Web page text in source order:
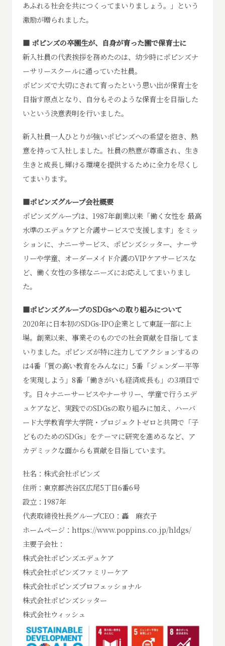
あふれる社会を共につくってまいりましょう。」という
激励が贈られました。
■ ポピンズの卒園生が、自身が育った園で保育士に
新入社員の代表挨拶を務めたのは、幼少時にポピンズナ
ーサリースクールに通っていた社員。
ポピンズで大切にされて育ったという思い出が保育士を
目指す原点となり、自分もそのような保育士を目指した
いという決意表明を行いました。
新入社員一人ひとりが強いポピンズへの希望を抱き、熱
意を持って入社しました。社員の熱意が尊重され、生き
生きと成長し輝ける環境を提供するために全力を尽くし
てまいります。
■ポピンズグループ会社概要
ポピンズグループは、1987年創業以来「働く女性を 最高
水準のエデュケアと介護サービスで支援します」をミッ
ションに、ナニーサービス、ポピンズシッター、ナーサ
リーや学童、オーダーメイド介護のVIPケアサービスな
ど、働く女性の多様なニーズにお応えしてまいりまし
た。
■ポピンズグループのSDGsへの取り組みについて
2020年に日本初のSDGs-IPO企業として東証一部に上
場。創業以来、事業そのものでの社会貢献を目指してま
いりました。ポピンズが特に注力してアクションするの
は4番「質の高い教育をみんなに」5番「ジェンダー平等
を実現しよう」8番「働きがいも経済成長も」の3項目で
す。日々ナニーサービスやナーサリー、学童で行うエデ
ュケアなど、実践でのSDGsの取り組みに加え、ハーバ
ード大学教育学大学院・プロジェクトゼロと共同で「子
どものためのSDGs」をテーマに研究を進めるなど、ア
カデミックな面からも貢献を目指しています。
社名：株式会社ポピンズ
住所：東京都渋谷区広尾5丁目6番6号
設立：1987年
代表取締役社長グループCEO：轟 麻衣子
ホームページ：https://www.poppins.co.jp/hldgs/
主要子会社：
株式会社ポピンズエデュケア
株式会社ポピンズファミリーケア
株式会社ポピンズプロフェッショナル
株式会社ポピンズシッター
株式会社ウィッシュ